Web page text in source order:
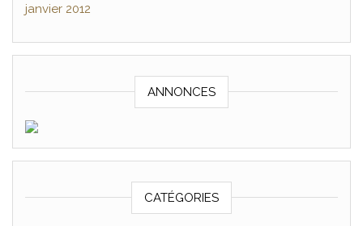
janvier 2012
ANNONCES
CATÉGORIES